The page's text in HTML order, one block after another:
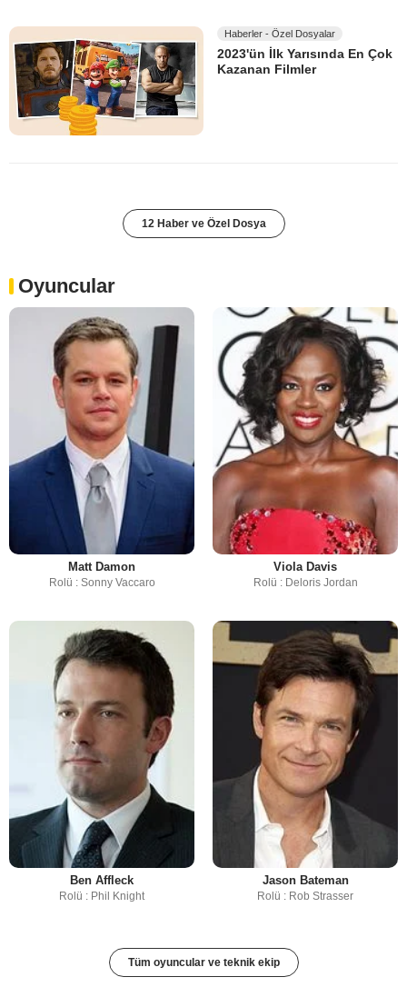
Haberler - Özel Dosyalar
2023'ün İlk Yarısında En Çok
Kazanan Filmler
12 Haber ve Özel Dosya
Oyuncular
Matt Damon
Rolü : Sonny Vaccaro
Viola Davis
Rolü : Deloris Jordan
Ben Affleck
Rolü : Phil Knight
Jason Bateman
Rolü : Rob Strasser
Tüm oyuncular ve teknik ekip